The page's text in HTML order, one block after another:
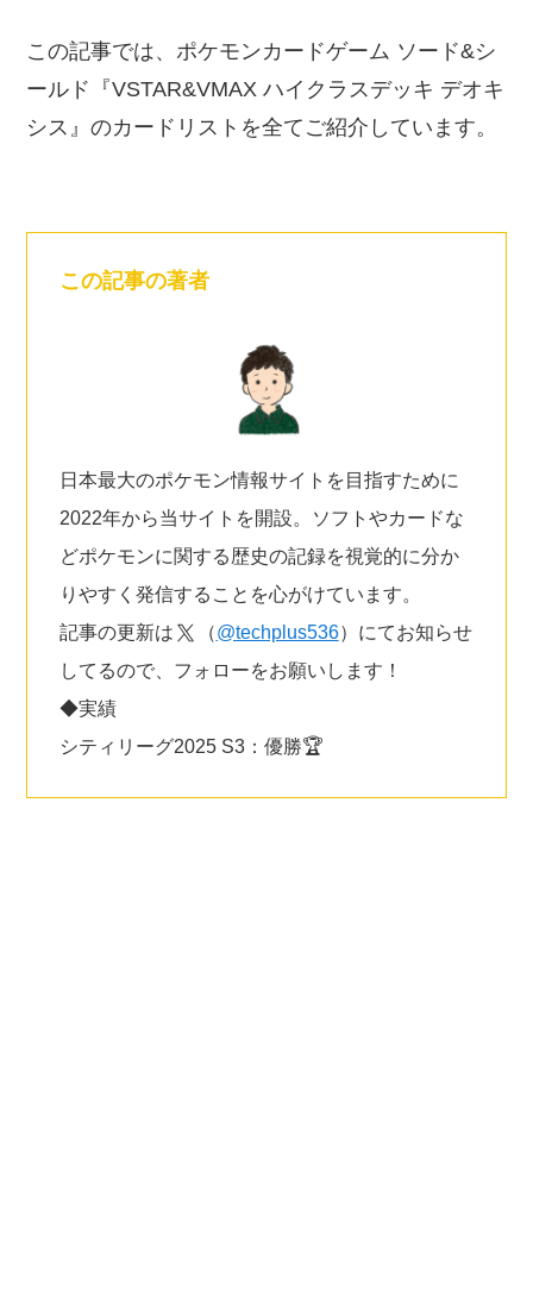
この記事では、ポケモンカードゲーム ソード&シ
ールド『VSTAR&VMAX ハイクラスデッキ デオキ
シス』のカードリストを全てご紹介しています。
この記事の著者
日本最大のポケモン情報サイトを目指すために
2022年から当サイトを開設。ソフトやカードな
どポケモンに関する歴史の記録を視覚的に分か
りやすく発信することを心がけています。
記事の更新は
（@techplus536）にてお知らせ
してるので、フォローをお願いします！
◆実績
シティリーグ2025 S3：優勝🏆